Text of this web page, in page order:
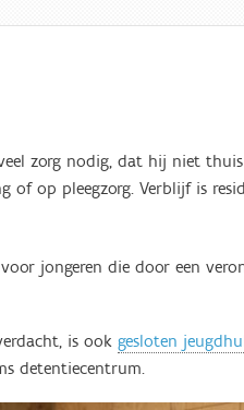
zorg nodig, dat hij niet
op pleegzorg. Verblijf is
voor jongeren die door een
is ook gesloten
detentiecentrum.